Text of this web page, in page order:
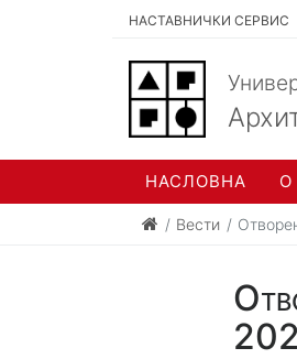
НАСТАВНИЧКИ СЕРВИС
НАСЛОВНА О
Вести